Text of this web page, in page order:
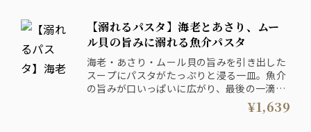
【溺れるパスタ】海老とあさり、ムー
ル貝の旨みに溺れる魚介パスタ
海老・あさり・ムール貝の旨みを引き出した
スープにパスタがたっぷりと浸る一皿。魚介
の旨みが口いっぱいに広がり、最後の一滴ま
¥1,639